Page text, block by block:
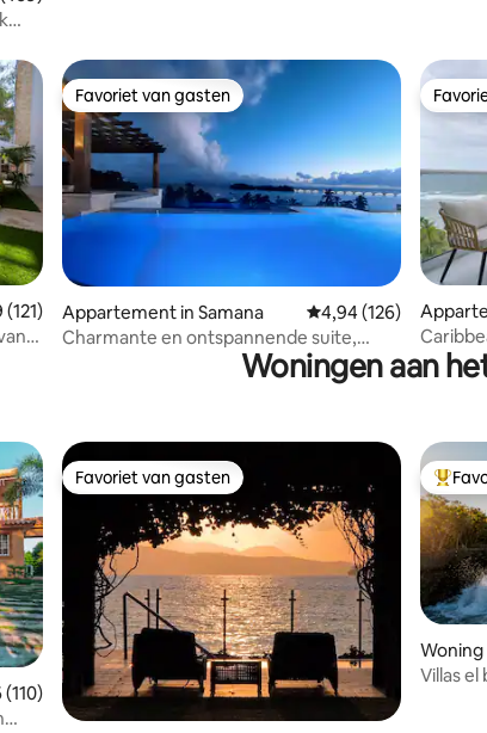
beoordeling van 4,9 op 5, 121 recensies
(121)
Favoriet van gasten
Favoriet van gasten
Appartement in Samana Gemiddelde
4,94 (126)
Charmante en ontspannende suite,
aan
Woningen aan
beoordeling van 4,96 op 5, 110 recensies
Favoriet van gasten
Favoriet van gasten
Villas